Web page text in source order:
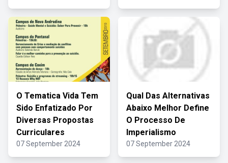
O Tematica Vida Tem
Sido Enfatizado Por
Diversas Propostas
Curriculares
07 September 2024
Qual Das Alternativas
Abaixo Melhor Define
O Processo De
Imperialismo
07 September 2024